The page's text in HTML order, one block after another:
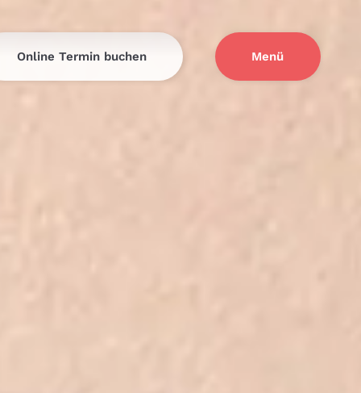
Online Termin buchen Menü